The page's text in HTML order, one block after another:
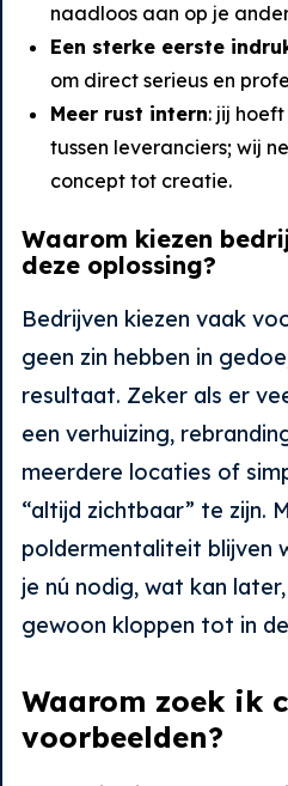
naadloos aan op je
Een sterke eerste
om direct serieus en
Meer rust intern: jij
tussen leveranciers; wij
concept tot creatie.
Waarom kiezen
deze oplossing?
Bedrijven kiezen vaak
geen zin hebben in
resultaat. Zeker als er
een verhuizing,
meerdere locaties of
“altijd zichtbaar” te zijn.
poldermentaliteit blijven
je nú nodig, wat kan
gewoon kloppen tot in
Waarom zoek ik
voorbeelden?